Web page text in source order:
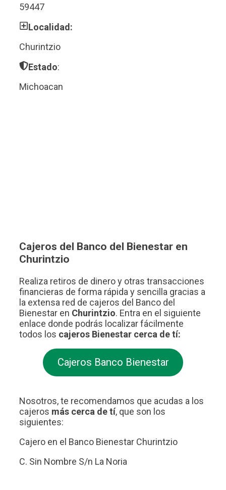
59447
Localidad:
Churintzio
Estado:
Michoacan
Cajeros del Banco del Bienestar en
Churintzio
Realiza retiros de dinero y otras transacciones
financieras de forma rápida y sencilla gracias a
la extensa red de cajeros del Banco del
Bienestar en Churintzio. Entra en el siguiente
enlace donde podrás localizar fácilmente
todos los cajeros Bienestar cerca de tí:
Cajeros Banco Bienestar
Nosotros, te recomendamos que acudas a los
cajeros más cerca de tí, que son los
siguientes:
Cajero en el Banco Bienestar Churintzio
C. Sin Nombre S/n La Noria